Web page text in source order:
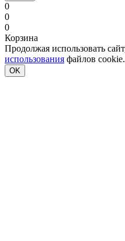
0
0
0
Корзина
Продолжая использовать
использования файлов cookie.
OK